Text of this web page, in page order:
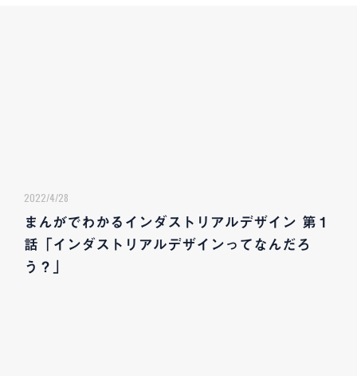
2022/4/28
まんがでわかるインダストリアルデザイン 第１
話「インダストリアルデザインってなんだろ
う？」